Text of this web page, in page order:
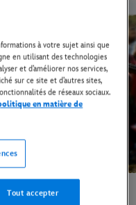
à votre sujet ainsi que
en utilisant des technologies
et d’améliorer nos services,
sur ce site et d’autres sites,
de réseaux sociaux.
en matière de
Tout accepter